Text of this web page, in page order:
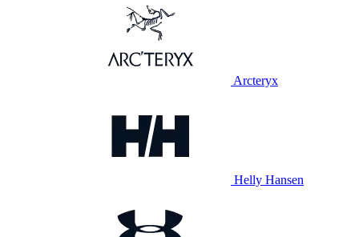
Arcteryx
Helly Hansen